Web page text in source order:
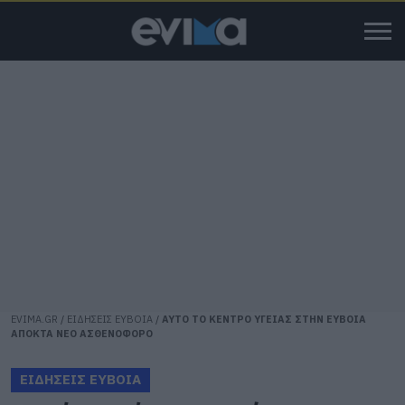
EVIMA.GR / ΕΙΔΗΣΕΙΣ ΕΥΒΟΙΑ / ΑΥΤΟ ΤΟ ΚΕΝΤΡΟ ΥΓΕΙΑΣ ΣΤΗΝ ΕΥΒΟΙΑ
ΑΠΟΚΤΑ ΝΕΟ ΑΣΘΕΝΟΦΟΡΟ
ΕΙΔΗΣΕΙΣ ΕΥΒΟΙΑ